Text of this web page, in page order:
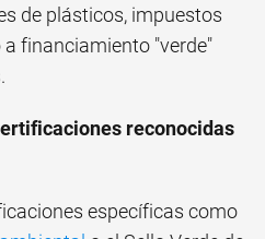
de plásticos, impuestos
financiamiento "verde"
reconocidas
específicas como